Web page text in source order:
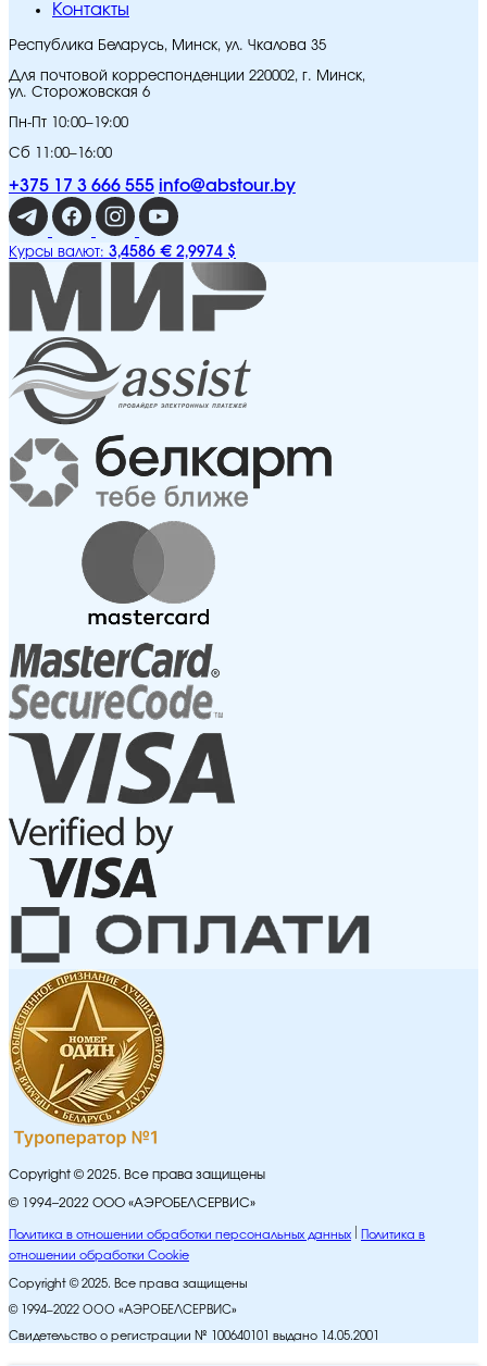
Контакты
Республика Беларусь, Минск, ул. Чкалова 35
Для почтовой корреспонденции 220002, г. Минск,
ул. Сторожовская 6
Пн-Пт 10:00–19:00
Сб 11:00–16:00
+375 17 3 666 555 info@abstour.by
Курсы валют: 3,4586 € 2,9974 $
Copyright © 2025. Все права защищены
© 1994–2022 ООО «АЭРОБЕЛСЕРВИС»
Политика в отношении обработки персональных данных
Политика в
отношении обработки Cookie
Copyright © 2025. Все права защищены
© 1994–2022 ООО «АЭРОБЕЛСЕРВИС»
Свидетельство о регистрации № 100640101 выдано 14.05.2001